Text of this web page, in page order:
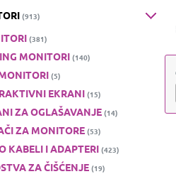
(913)
(381)
MONITORI(140)
(5)
EKRANI(15)
ZA OGLAŠAVANJE(14)
ZA MONITORE(53)
KABELI I ADAPTERI(423)
ZA ČIŠĆENJE(19)